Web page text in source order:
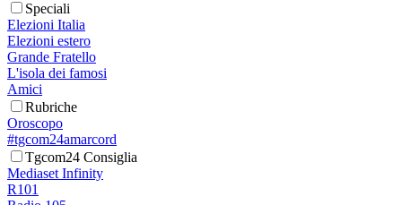
Speciali
Elezioni Italia
Elezioni estero
Grande Fratello
L'isola dei famosi
Amici
Rubriche
Oroscopo
#tgcom24amarcord
Tgcom24 Consiglia
Mediaset Infinity
R101